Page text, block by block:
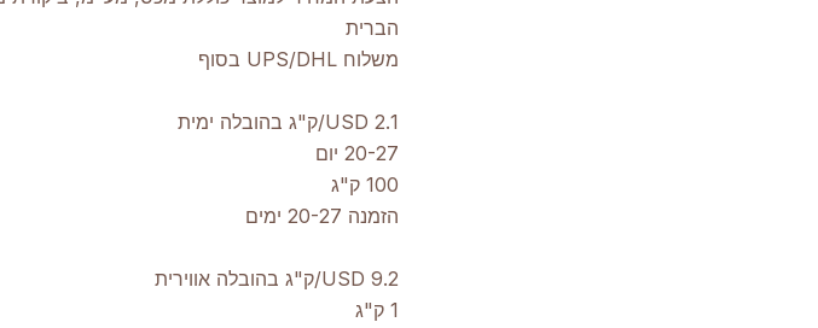
הברית
משלוח UPS/DHL בסוף
2.1 USD/ק"ג בהובלה ימית
20-27 יום
100 ק"ג
הזמנה 20-27 ימים
9.2 USD/ק"ג בהובלה אווירית
1 ק"ג